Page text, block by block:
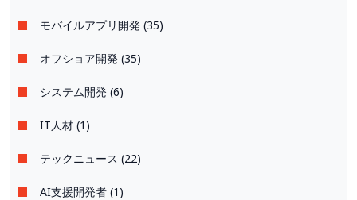
モバイルアプリ開発 (35)
オフショア開発 (35)
システム開発 (6)
IT人材 (1)
テックニュース (22)
AI支援開発者 (1)